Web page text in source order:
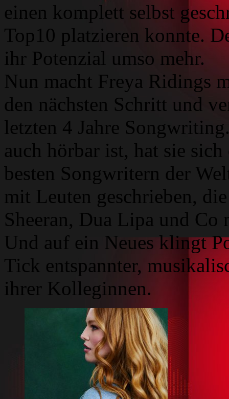
einen komplett selbst
Top10 platzieren konnte.
ihr Potenzial umso mehr.
Nun macht Freya Ridings
den nächsten Schritt und
letzten 4 Jahre
auch hörbar ist, hat sie
besten Songwritern der
mit Leuten geschrieben,
Sheeran, Dua Lipa und
Und auf ein Neues klingt
Tick entspannter,
ihrer Kolleginnen.